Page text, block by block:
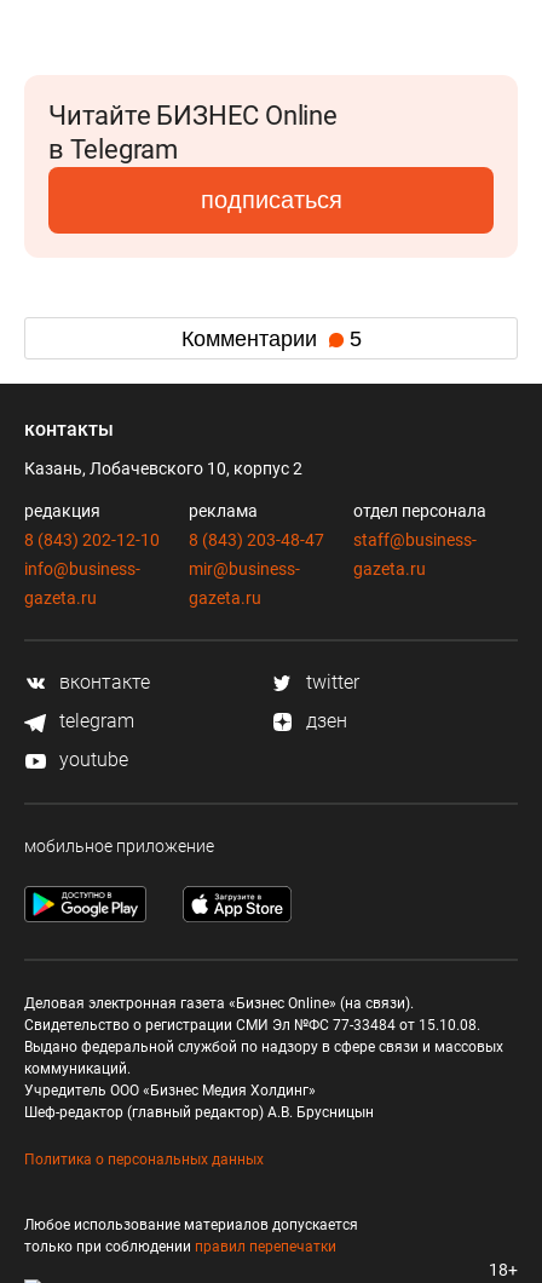
Читайте БИЗНЕС Online
в Telegram
подписаться
Комментарии 5
контакты
Казань, Лобачевского 10, корпус 2
редакция
8 (843) 202-12-10
info@business-
gazeta.ru
реклама
8 (843) 203-48-47
mir@business-
gazeta.ru
отдел персонала
staff@business-
gazeta.ru
вконтакте
twitter
telegram
дзен
youtube
мобильное приложение
Деловая электронная газета «Бизнес Online» (на связи).
Свидетельство о регистрации СМИ Эл №ФС 77-33484 от 15.10.08.
Выдано федеральной службой по надзору в сфере связи и массовых
коммуникаций.
Учредитель ООО «Бизнес Медия Холдинг»
Шеф-редактор (главный редактор) А.В. Брусницын
Политика о персональных данных
Любое использование материалов допускается
только при соблюдении правил перепечатки
18+